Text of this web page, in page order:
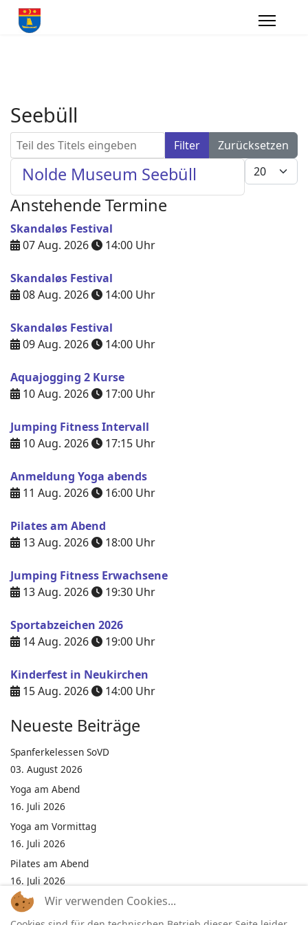
Seebüll
Teil des Titels eingeben Filter
Zurücksetzen
Anzeige #
Nolde Museum Seebüll
Anstehende Termine
Skandaløs Festival
07 Aug. 2026
14:00 Uhr
Skandaløs Festival
08 Aug. 2026
14:00 Uhr
Skandaløs Festival
09 Aug. 2026
14:00 Uhr
Aquajogging 2 Kurse
10 Aug. 2026
17:00 Uhr
Jumping Fitness Intervall
10 Aug. 2026
17:15 Uhr
Anmeldung Yoga abends
11 Aug. 2026
16:00 Uhr
Pilates am Abend
13 Aug. 2026
18:00 Uhr
Jumping Fitness Erwachsene
13 Aug. 2026
19:30 Uhr
Sportabzeichen 2026
14 Aug. 2026
19:00 Uhr
Kinderfest in Neukirchen
15 Aug. 2026
14:00 Uhr
Neueste Beiträge
Spanferkelessen SoVD
03. August 2026
Yoga am Abend
16. Juli 2026
Yoga am Vormittag
16. Juli 2026
Pilates am Abend
16. Juli 2026
Jumping Fitness Intervall
16. Juli 2026
Wir verwenden Cookies...